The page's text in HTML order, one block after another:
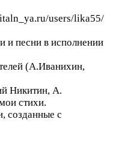
users/lika55/
и песни в исполнении
(А.Иванихин,
Никитин, А.
стихи.
созданные с